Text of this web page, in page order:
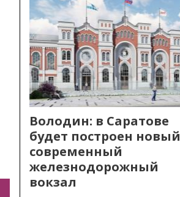
Володин: в Саратове
будет построен новый
современный
железнодорожный
вокзал